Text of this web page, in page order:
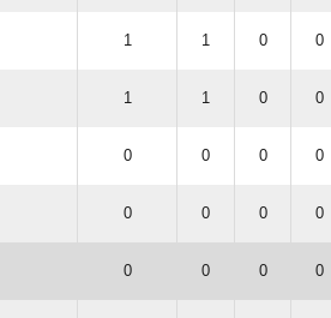
1 1 0 0
1 1 0 0
0 0 0 0
0 0 0 0
0 0 0 0